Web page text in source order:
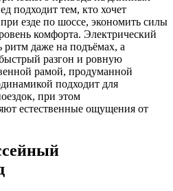
подходит тем, кто хочет
езде по шоссе, экономить силы
комфорта. Электрический
ритм даже на подъёмах, а
разгон и ровную
рамой, продуманной
подходит для
при этом
естественные ощущения от